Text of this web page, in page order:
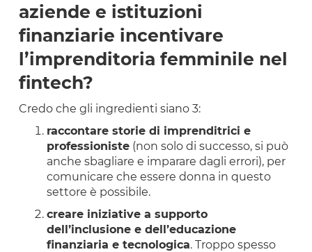
aziende e istituzioni
finanziarie incentivare
l’imprenditoria femminile nel
fintech?
Credo che gli ingredienti siano 3:
raccontare storie di imprenditrici e
professioniste (non solo di successo, si può
anche sbagliare e imparare dagli errori), per
comunicare che essere donna in questo
settore è possibile.
creare iniziative a supporto
dell’inclusione e dell’educazione
finanziaria e tecnologica. Troppo spesso